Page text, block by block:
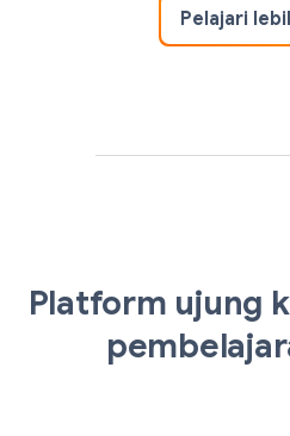
Pelajari
Platform ujung